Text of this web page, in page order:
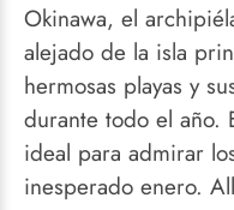
Okinawa, el
alejado de la isla
hermosas playas y
durante todo el año.
ideal para admirar
inesperado enero.